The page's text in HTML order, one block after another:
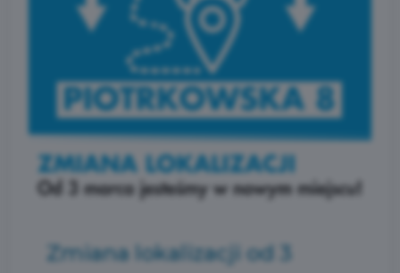
Zmiana lokalizacji od 3